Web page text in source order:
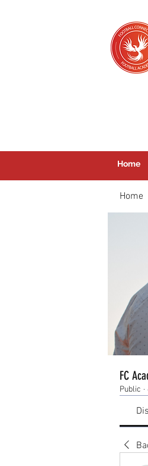
Home
Home
FC
Public ·